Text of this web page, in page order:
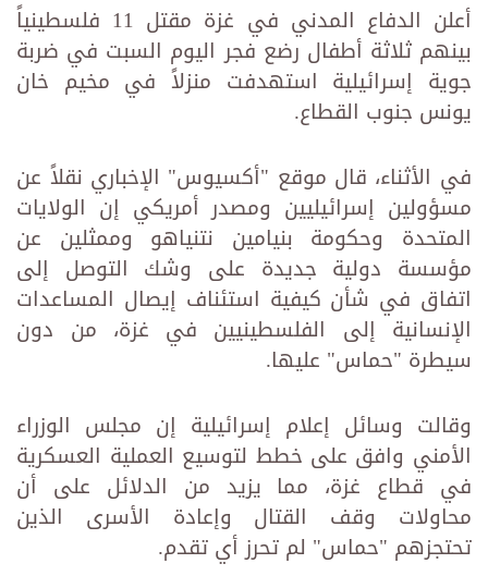
أعلن الدفاع المدني في غزة مقتل 11 فلسطينياً
بينهم ثلاثة أطفال رضع فجر اليوم السبت في ضربة
جوية إسرائيلية استهدفت منزلاً في مخيم خان
يونس جنوب القطاع.
في الأثناء، قال موقع "أكسيوس" الإخباري نقلاً عن
مسؤولين إسرائيليين ومصدر أمريكي إن الولايات
المتحدة وحكومة بنيامين نتنياهو وممثلين عن
مؤسسة دولية جديدة على وشك التوصل إلى
اتفاق في شأن كيفية استئناف إيصال المساعدات
الإنسانية إلى الفلسطينيين في غزة، من دون
سيطرة "حماس" عليها.
وقالت وسائل إعلام إسرائيلية إن مجلس الوزراء
الأمني وافق على خطط لتوسيع العملية العسكرية
في قطاع غزة، مما يزيد من الدلائل على أن
محاولات وقف القتال وإعادة الأسرى الذين
تحتجزهم "حماس" لم تحرز أي تقدم.